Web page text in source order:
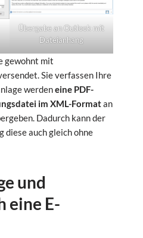
Übergabe an Outlook mit
Dateianhang
gewohnt mit
Sie verfassen Ihre
werdeneine PDF-
im XML-Formatan
Dadurch kann der
diese auch gleich ohne
und
eine E-